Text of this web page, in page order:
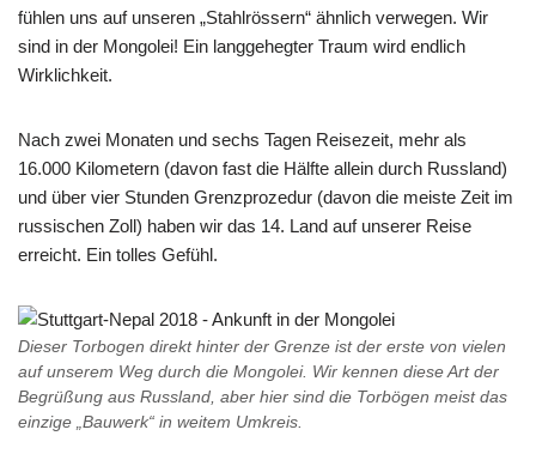
fühlen uns auf unseren „Stahlrössern“ ähnlich verwegen. Wir
sind in der Mongolei! Ein langgehegter Traum wird endlich
Wirklichkeit.
Nach zwei Monaten und sechs Tagen Reisezeit, mehr als
16.000 Kilometern (davon fast die Hälfte allein durch Russland)
und über vier Stunden Grenzprozedur (davon die meiste Zeit im
russischen Zoll) haben wir das 14. Land auf unserer Reise
erreicht. Ein tolles Gefühl.
Dieser Torbogen direkt hinter der Grenze ist der erste von vielen
auf unserem Weg durch die Mongolei. Wir kennen diese Art der
Begrüßung aus Russland, aber hier sind die Torbögen meist das
einzige „Bauwerk“ in weitem Umkreis.